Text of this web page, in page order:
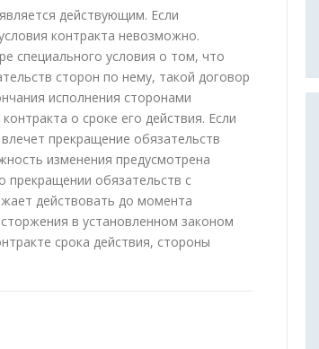
действующим. Если
контракта невозможно.
специального условия о том, что
сторон по нему, такой договор
исполнения сторонами
о сроке его действия. Если
прекращение обязательств
изменения предусмотрена
прекращении обязательств с
действовать до момента
в установленном законом
срока действия, стороны